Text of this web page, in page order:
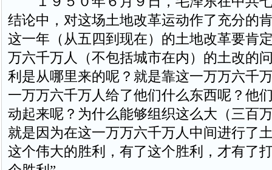
结论中，对这场土地改革运动作了充分的
这一年（从五四到现在）的土地改革要肯
万六千万人（不包括城市在内）的土改的
利是从哪里来的呢？就是靠这一万万六千
一万万六千万人给了他们什么东西呢？他
动起来呢？为什么能够组织这么大（三百
就是因为在这一万万六千万人中间进行了
这个伟大的胜利，有了这个胜利，才有了